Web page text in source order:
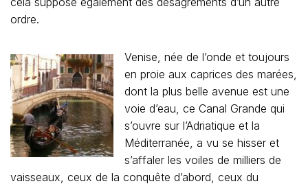
ordre.
Venise, née de l’onde et toujours
en proie aux caprices des marées,
dont la plus belle avenue est une
voie d’eau, ce Canal Grande qui
s’ouvre sur l’Adriatique et la
Méditerranée, a vu se hisser et
s’affaler les voiles de milliers de
vaisseaux, ceux de la conquête d’abord, ceux du